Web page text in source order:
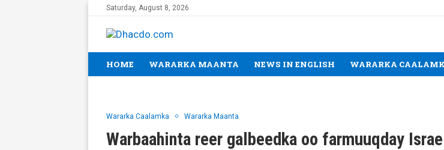
Saturday, August 8, 2026
HOME WARARKA MAANTA NEWS IN ENGLISH WARARKA
Wararka Caalamka Wararka Maanta
Warbaahinta reer galbeedka oo farmuuqday Israel